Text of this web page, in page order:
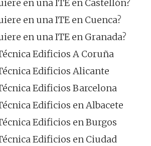
en una ITE en Castellón?
en una ITE en Cuenca?
en una ITE en Granada?
Edificios A Coruña
Edificios Alicante
Edificios Barcelona
Edificios en Albacete
Edificios en Burgos
Edificios en Ciudad